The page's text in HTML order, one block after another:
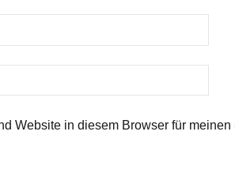
Website in diesem Browser für